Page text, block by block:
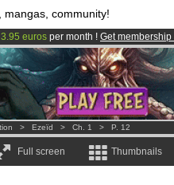
mangas, community!
3.95 euros per month ! Get membership
!.
1000 comics & mangas!.
> Ezeïd > Ch. 1 > P. 12
Full screen Thumbnails